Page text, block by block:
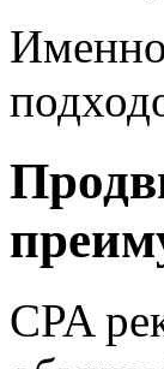
Именно
CPA